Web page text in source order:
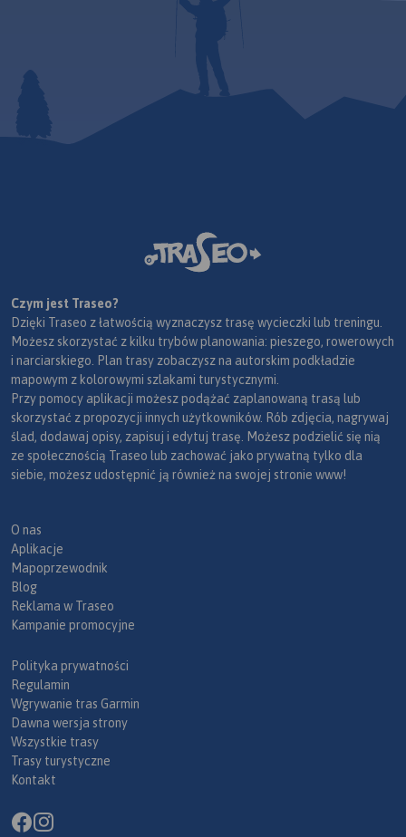
Czym jest Traseo?
Dzięki Traseo z łatwością wyznaczysz trasę wycieczki lub treningu.
Możesz skorzystać z kilku trybów planowania: pieszego, rowerowych
i narciarskiego. Plan trasy zobaczysz na autorskim podkładzie
mapowym z kolorowymi szlakami turystycznymi.
Przy pomocy aplikacji możesz podążać zaplanowaną trasą lub
skorzystać z propozycji innych użytkowników. Rób zdjęcia, nagrywaj
ślad, dodawaj opisy, zapisuj i edytuj trasę. Możesz podzielić się nią
ze społecznością Traseo lub zachować jako prywatną tylko dla
siebie, możesz udostępnić ją również na swojej stronie www!
O nas
Aplikacje
Mapoprzewodnik
Blog
Reklama w Traseo
Kampanie promocyjne
Polityka prywatności
Regulamin
Wgrywanie tras Garmin
Dawna wersja strony
Wszystkie trasy
Trasy turystyczne
Kontakt